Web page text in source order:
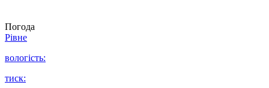
Погода
Рівне
вологість:
тиск: